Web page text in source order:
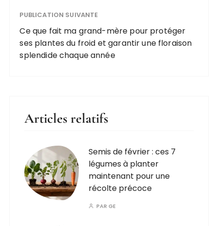
PUBLICATION SUIVANTE
Ce que fait ma grand-mère pour protéger
ses plantes du froid et garantir une floraison
splendide chaque année
Articles relatifs
Semis de février : ces 7
légumes à planter
maintenant pour une
récolte précoce
PARGE